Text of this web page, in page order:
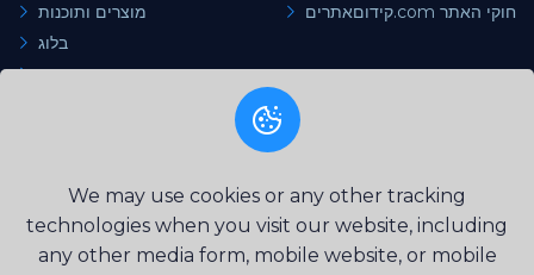
מוצרים ותוכנות
בלוג
צור קשר
קידוםאתרים.com חוקי האתר
כלים לקידום אתרים
We may use cookies or any other tracking
technologies when you visit our website, including
any other media form, mobile website, or mobile